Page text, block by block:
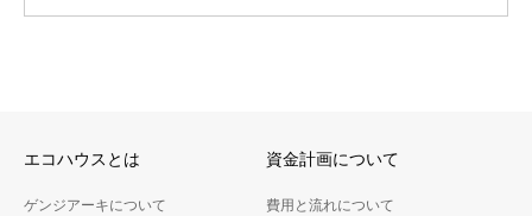
エコハウスとは
ゲンジアーキについて
資金計画について
費用と流れについて